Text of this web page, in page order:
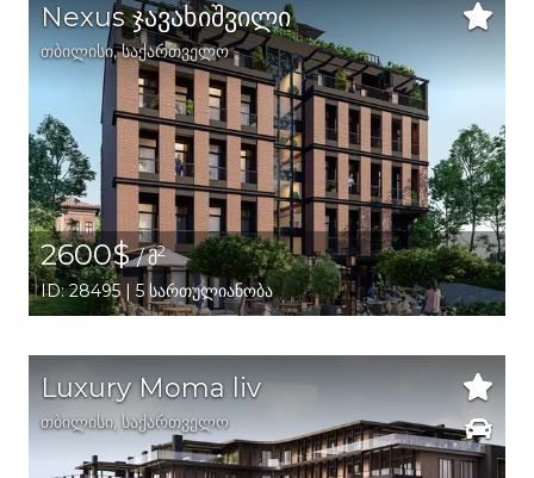
Nexus ჯავახიშვილი
თბილისი,საქართველო
2600$/ მ2
ID: 28495 | 5 სართულიანობა
Luxury Moma liv
თბილისი, საქართველო